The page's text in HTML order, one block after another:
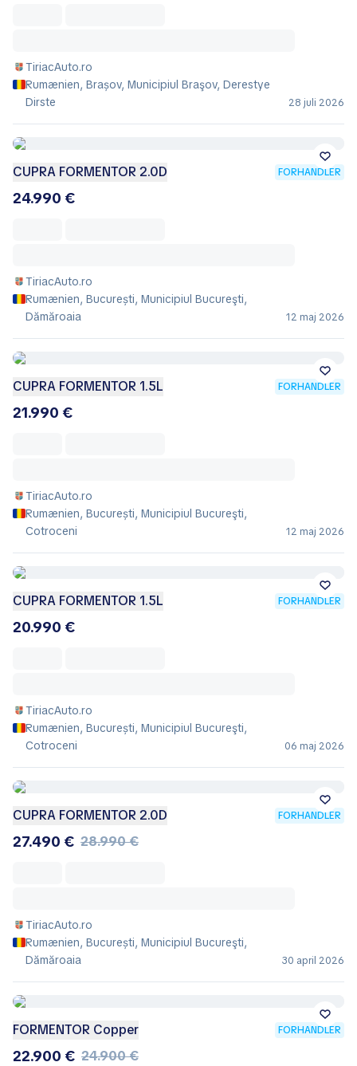
TiriacAuto.ro
Rumænien, Brașov, Municipiul Braşov, Derestye
Dirste
28 juli 2026
CUPRA FORMENTOR 2.0D FORHANDLER
24.990 €
TiriacAuto.ro
Rumænien, București, Municipiul Bucureşti,
Dămăroaia
12 maj 2026
CUPRA FORMENTOR 1.5L FORHANDLER
21.990 €
TiriacAuto.ro
Rumænien, București, Municipiul Bucureşti,
Cotroceni
12 maj 2026
CUPRA FORMENTOR 1.5L FORHANDLER
20.990 €
TiriacAuto.ro
Rumænien, București, Municipiul Bucureşti,
Cotroceni
06 maj 2026
CUPRA FORMENTOR 2.0D FORHANDLER
27.490 € 28.990 €
TiriacAuto.ro
Rumænien, București, Municipiul Bucureşti,
Dămăroaia
30 april 2026
FORMENTOR Copper FORHANDLER
22.900 € 24.900 €